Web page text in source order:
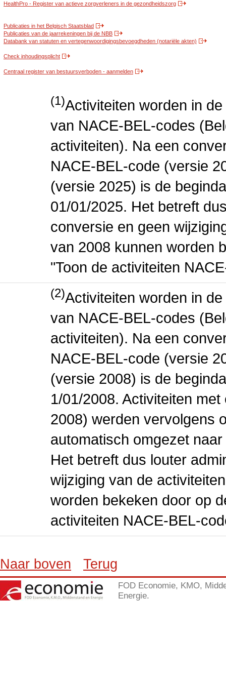
HealthPro - Register van actieve zorgverleners in de gezondheidszorg
Publicaties in het Belgisch Staatsblad
Publicaties van de jaarrekeningen bij de NBB
Databank van statuten en vertegenwoordigingsbevoegdheden (notariële akten)
Check inhoudingsplicht
Centraal register van bestuursverboden - aanmelden
(1)Activiteiten worden in
van NACE-BEL-codes
activiteiten). Na een
NACE-BEL-code (versie
(versie 2025) is de
01/01/2025. Het betreft
conversie en geen
van 2008 kunnen worden
"Toon de activiteiten
(2)Activiteiten worden in
van NACE-BEL-codes
activiteiten). Na een
NACE-BEL-code (versie
(versie 2008) is de
1/01/2008. Activiteiten
2008) werden vervolgens
automatisch omgezet
Het betreft dus louter
wijziging van de
worden bekeken door op
activiteiten NACE-BEL-
Naar boven Terug
FOD Economie, KMO,
Energie.